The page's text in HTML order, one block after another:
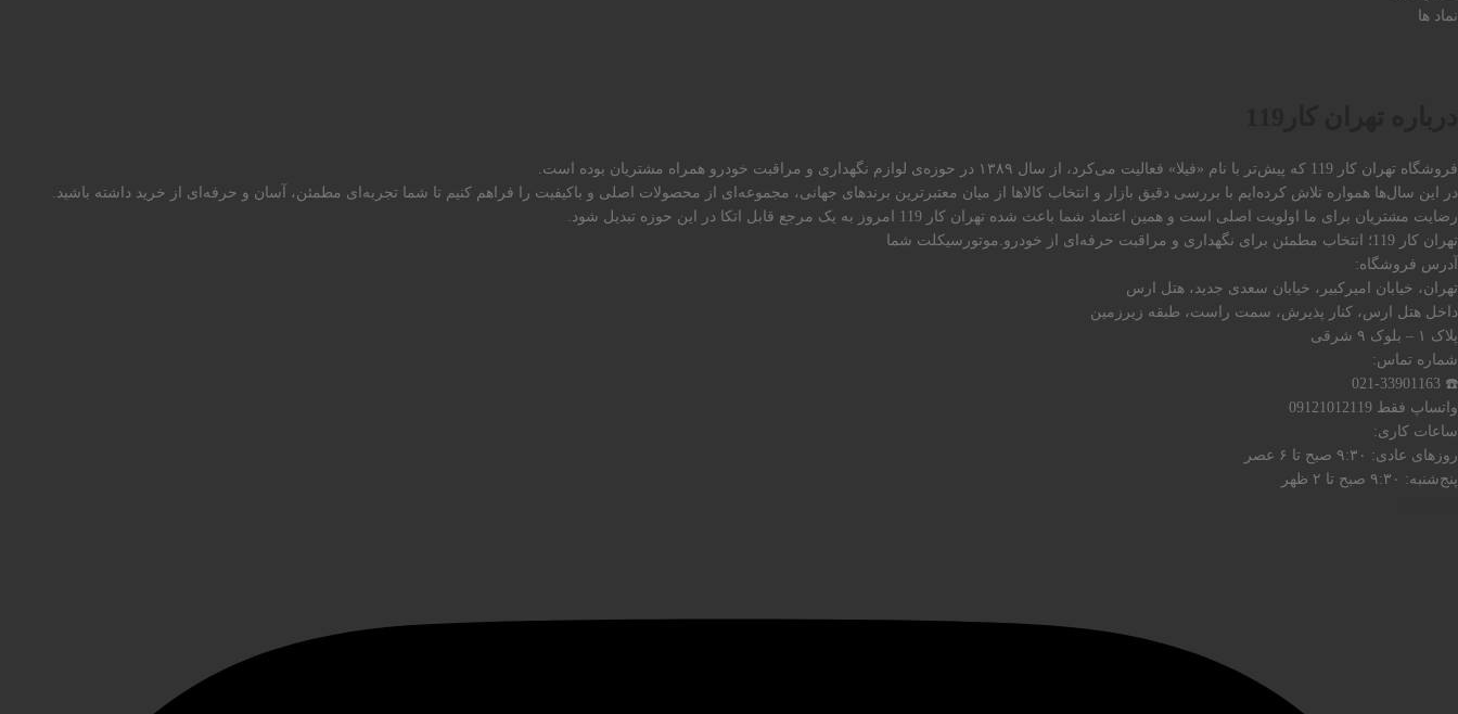
نماد ها
فروشگاه تهران کار 119 که پیش‌تر با نام «فیلا» فعالیت می‌کرد، از سال ۱۳۸۹ در حوزه‌ی لوازم نگهداری و مراقبت خودرو همراه مشتریان بوده است.
در این سال‌ها همواره تلاش کرده‌ایم با بررسی دقیق بازار و انتخاب کالاها از میان معتبرترین برندهای جهانی، مجموعه‌ای از محصولات اصلی و باکیفیت را فراهم کنیم تا شما تجربه‌ای مطمئن، آسان و حرفه‌ای از خرید داشته باشید.
رضایت مشتریان برای ما اولویت اصلی است و همین اعتماد شما باعث شده تهران کار 119 امروز به یک مرجع قابل اتکا در این حوزه تبدیل شود.
تهران کار 119؛ انتخاب مطمئن برای نگهداری و مراقبت حرفه‌ای از خودرو.موتورسیکلت شما
آدرس فروشگاه:
تهران، خیابان امیرکبیر، خیابان سعدی جدید، هتل ارس
داخل هتل ارس، کنار پذیرش، سمت راست، طبقه زیرزمین
پلاک ۱ – بلوک ۹ شرقی
شماره تماس:
☎️ 021-33901163
واتساپ فقط 09121012119
ساعات کاری:
روزهای عادی: ۹:۳۰ صبح تا ۶ عصر
پنج‌شنبه: ۹:۳۰ صبح تا ۲ ظهر